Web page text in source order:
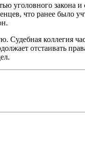
уголовного
что ранее было
коллегия
отстаивать